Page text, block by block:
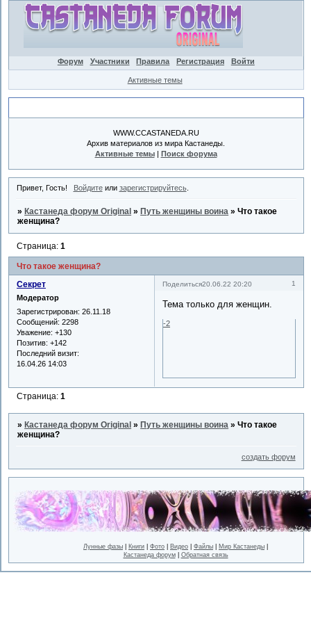
Форум Участники Правила Регистрация Войти
Активные темы
WWW.CCASTANEDA.RU
Архив материалов из мира Кастанеды.
Активные темы| Поиск форума
Привет, Гость! Войдитеили зарегистрируйтесь.
» Кастанеда форум Original » Путь женщины воина »Что такое
женщина?
Что такое женщина?
Страница:1
Поделиться 1
20.06.22 20:20
Секрет
Модератор
Зарегистрирован: 26.11.18
Сообщений: 2298
Уважение: +130
Позитив: +142
Последний визит:
16.04.26 14:03
Тема только для женщин.
-2
Страница:1
» Кастанеда форум Original » Путь женщины воина »Что такое
женщина?
создать форум
Лунные фазы Книги Фото Видео Файлы Мир Кастанеды
Кастанеда форум| Обратная связь